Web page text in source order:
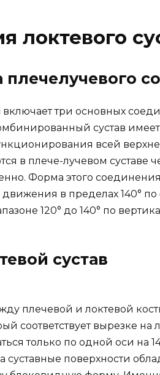
локтевого
плечелучевого
включает три основных
сустав
всей
в плече-лучевом суставе
Форма этого
движения в пределах 140°
120° до 140° по
сустав
плечевой и локтевой
соответствует вырезке
только по одной оси на
суставные поверхности